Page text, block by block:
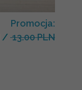
Promocja:
/ 13.00 PLN